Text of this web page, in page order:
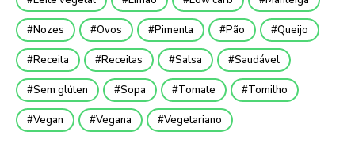
Nozes Ovos Pimenta Pão Queijo
Receita Receitas Salsa Saudável
Sem glúten Sopa Tomate Tomilho
Vegan Vegana Vegetariano